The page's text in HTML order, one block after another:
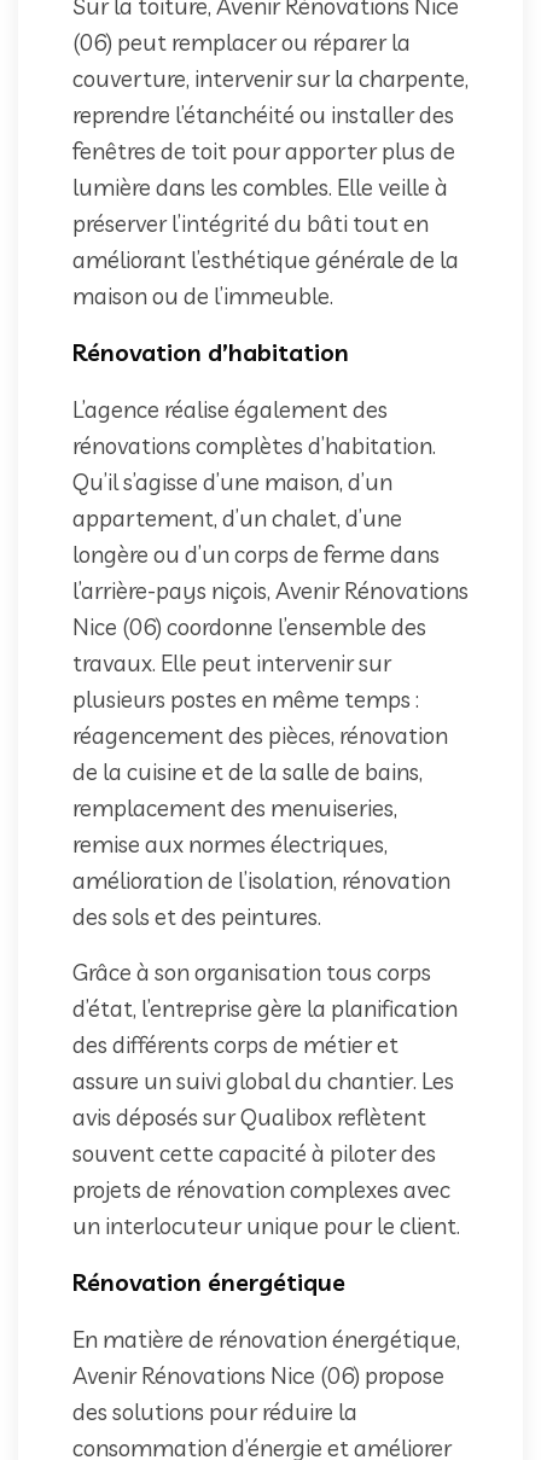
(06) peut remplacer ou réparer la
couverture, intervenir sur la charpente,
reprendre l’étanchéité ou installer des
fenêtres de toit pour apporter plus de
lumière dans les combles. Elle veille à
préserver l’intégrité du bâti tout en
améliorant l’esthétique générale de la
maison ou de l’immeuble.
Rénovation d’habitation
L’agence réalise également des
rénovations complètes d’habitation.
Qu’il s’agisse d’une maison, d’un
appartement, d’un chalet, d’une
longère ou d’un corps de ferme dans
l’arrière-pays niçois, Avenir Rénovations
Nice (06) coordonne l’ensemble des
travaux. Elle peut intervenir sur
plusieurs postes en même temps :
réagencement des pièces, rénovation
de la cuisine et de la salle de bains,
remplacement des menuiseries,
remise aux normes électriques,
amélioration de l’isolation, rénovation
des sols et des peintures.
Grâce à son organisation tous corps
d’état, l’entreprise gère la planification
des différents corps de métier et
assure un suivi global du chantier. Les
avis déposés sur Qualibox reflètent
souvent cette capacité à piloter des
projets de rénovation complexes avec
un interlocuteur unique pour le client.
Rénovation énergétique
En matière de rénovation énergétique,
Avenir Rénovations Nice (06) propose
des solutions pour réduire la
consommation d’énergie et améliorer